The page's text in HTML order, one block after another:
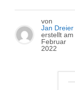
von
Jan Dreier
erstellt am
Februar
2022